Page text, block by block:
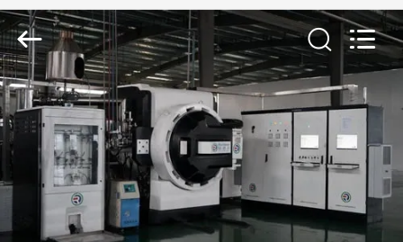
خونه
محصولات
درباره
Ruideer
Metallurgy
Equipment
Manufacturing
Co.,Ltd.
Rights